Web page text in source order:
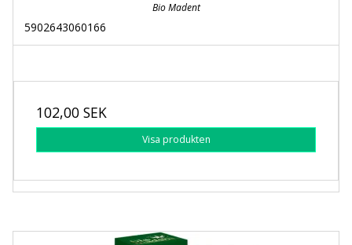
Bio Madent
5902643060166
102,00 SEK
Visa produkten